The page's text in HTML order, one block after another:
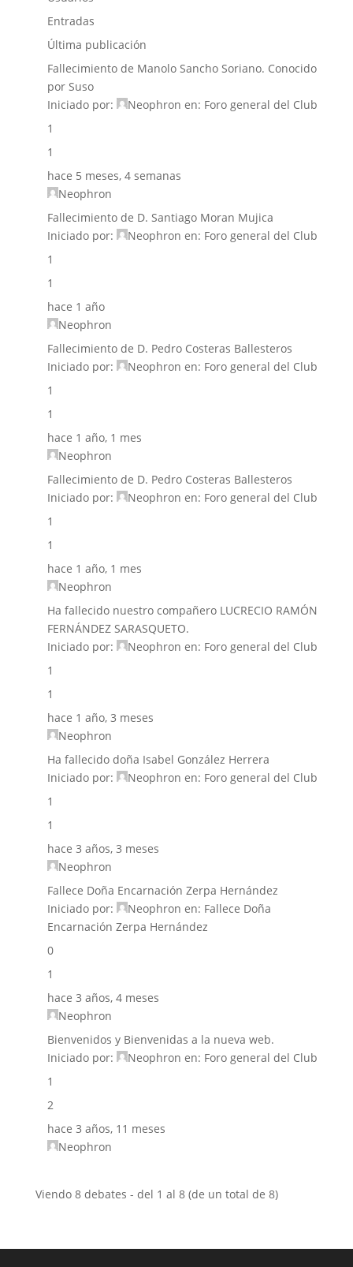
Entradas
Última publicación
Fallecimiento de Manolo Sancho Soriano. Conocido
por Suso
Iniciado por:
Neophron en: Foro general del Club
1
1
hace 5 meses, 4 semanas
Neophron
Fallecimiento de D. Santiago Moran Mujica
Iniciado por:
Neophron en: Foro general del Club
1
1
hace 1 año
Neophron
Fallecimiento de D. Pedro Costeras Ballesteros
Iniciado por:
Neophron en: Foro general del Club
1
1
hace 1 año, 1 mes
Neophron
Fallecimiento de D. Pedro Costeras Ballesteros
Iniciado por:
Neophron en: Foro general del Club
1
1
hace 1 año, 1 mes
Neophron
Ha fallecido nuestro compañero LUCRECIO RAMÓN
FERNÁNDEZ SARASQUETO.
Iniciado por:
Neophron en: Foro general del Club
1
1
hace 1 año, 3 meses
Neophron
Ha fallecido doña Isabel González Herrera
Iniciado por:
Neophron en: Foro general del Club
1
1
hace 3 años, 3 meses
Neophron
Fallece Doña Encarnación Zerpa Hernández
Iniciado por:
Neophron en: Fallece Doña
Encarnación Zerpa Hernández
0
1
hace 3 años, 4 meses
Neophron
Bienvenidos y Bienvenidas a la nueva web.
Iniciado por:
Neophron en: Foro general del Club
1
2
hace 3 años, 11 meses
Neophron
Viendo 8 debates - del 1 al 8 (de un total de 8)